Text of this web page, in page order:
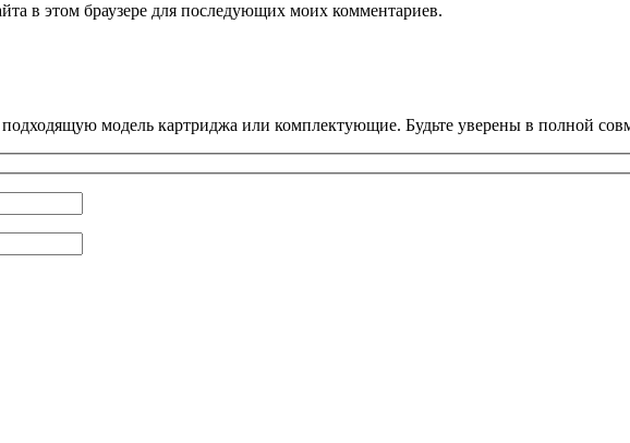
в этом браузере для последующих моих комментариев.
модель картриджа или комплектующие. Будьте уверены в полной